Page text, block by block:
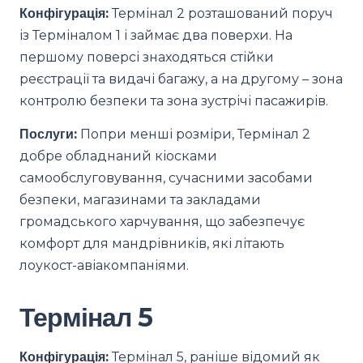
Конфігурація: Термінал 2 розташований поруч
із Терміналом 1 і займає два поверхи. На
першому поверсі знаходяться стійки
реєстрації та видачі багажу, а на другому – зона
контролю безпеки та зона зустрічі пасажирів.
Послуги: Попри менші розміри, Термінал 2
добре обладнаний кіосками
самообслуговування, сучасними засобами
безпеки, магазинами та закладами
громадського харчування, що забезпечує
комфорт для мандрівників, які літають
лоукост-авіакомпаніями.
Термінал 5
Конфігурація: Термінал 5, раніше відомий як